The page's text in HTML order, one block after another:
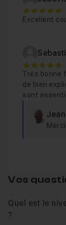
Navigateur
App Liste
Jeux
Lecteur
Application
Application
Lecteur de
Chapitre 4 :
Chapitre 6
Chapitre 7
Chapitre 9 :
Chapitre 10
5
Excellent
5
Trés bonne
de bien
sont
Vos
Quel est le
?